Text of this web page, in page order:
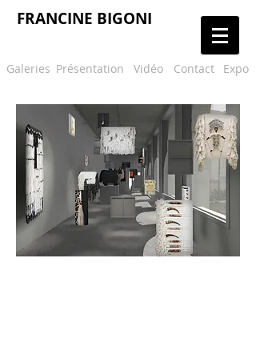
FRANCINE BIGONI
Galeries Présentation Vidéo Contact Expo